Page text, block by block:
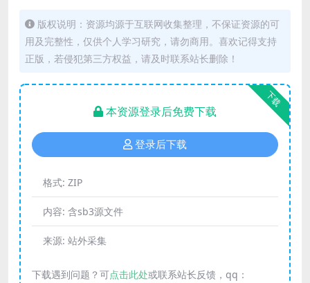
版权说明：资源均源于互联网收集整理，不保证资源的可
用及完整性，仅供个人学习研究，请勿商用。喜欢记得支持
正版，若侵犯第三方权益，请及时联系站长删除！
下载
本资源登录后免费下载
登录后下载
格式: ZIP
内容: 含sb3源文件
来源: 站外采集
下载遇到问题？可点击此处或联系站长反馈，qq：